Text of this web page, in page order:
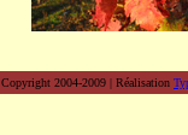
Copyright 2004-2009 | Réalisation